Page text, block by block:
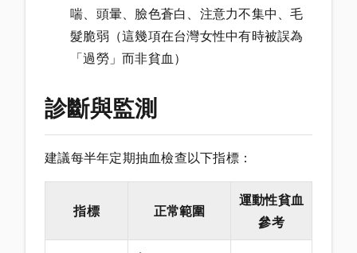
喘、頭暈、臉色蒼白、注意力不集中、毛
髮脆弱（這幾項在台灣女性中有時被誤為
「過勞」而非貧血）
診斷與監測
建議每半年定期抽血檢查以下指標：
指標 正常範圍
運動性貧血
參考